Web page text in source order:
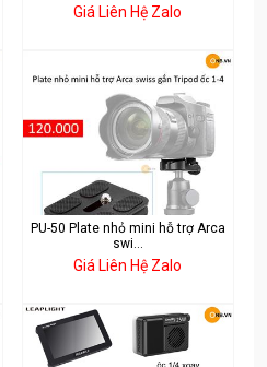
Giá Liên Hệ Zalo
PU-50 Plate nhỏ mini hỗ trợ Arca
swi...
Giá Liên Hệ Zalo